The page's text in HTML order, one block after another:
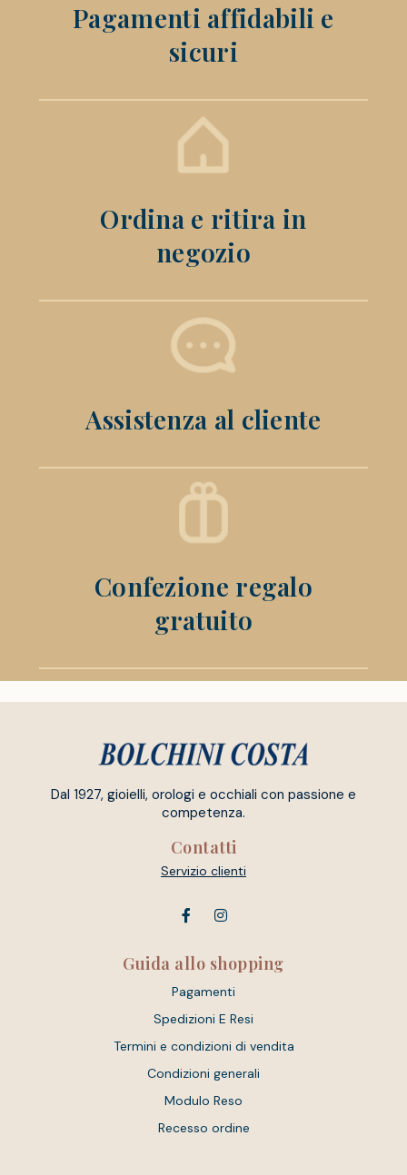
Pagamenti affidabili e
sicuri
Ordina e ritira in
negozio
Assistenza al cliente
Confezione regalo
gratuito
Dal 1927, gioielli, orologi e occhiali con passione e
competenza.
Contatti
Servizio clienti
Guida allo shopping
Pagamenti
Spedizioni E Resi
Termini e condizioni di vendita
Condizioni generali
Modulo Reso
Recesso ordine